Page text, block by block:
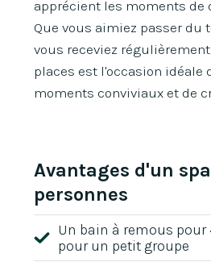
apprécient les moments de
Que vous aimiez passer du
vous receviez
places est l'occasion idéale
moments conviviaux et de
Avantages d'un
personnes
Un bain à remous
pour un petit groupe